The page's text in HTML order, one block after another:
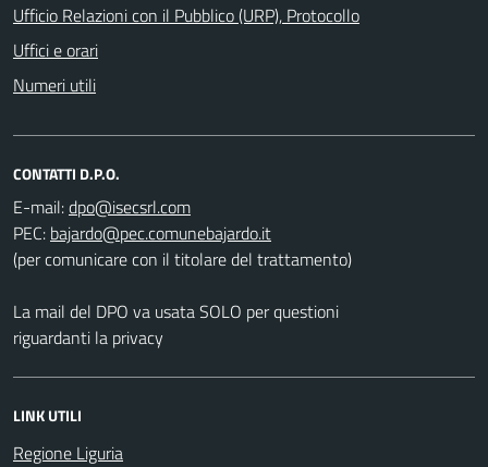
Ufficio Relazioni con il Pubblico (URP), Protocollo
Uffici e orari
Numeri utili
CONTATTI D.P.O.
E-mail:
PEC:
(per comunicare con il titolare del trattamento)
La mail del DPO va usata SOLO per questioni
riguardanti la privacy
LINK UTILI
Regione Liguria